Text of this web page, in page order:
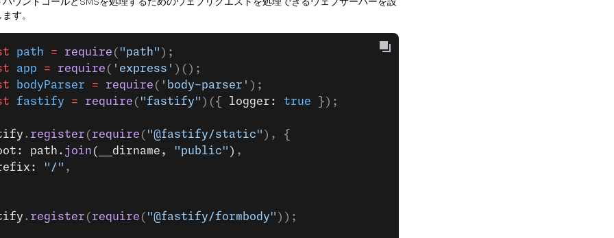
す。
path = require ( "path" );
app = require ( 'express' )();
bodyParser = require ( 'body-parser' );
fastify = require ( "fastify" )({ logger: true });
. register ( require ( "@fastify/static" ), {
path.
join (__dirname, "public" ) ,
"/" ,
. register ( require ( "@fastify/formbody" ));